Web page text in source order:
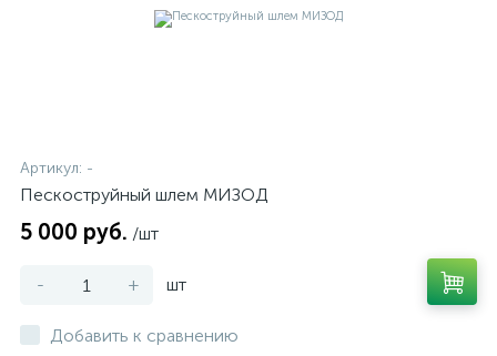
Артикул: -
Пескоструйный шлем МИЗОД
5 000 руб. /шт
- + шт
Добавить к сравнению